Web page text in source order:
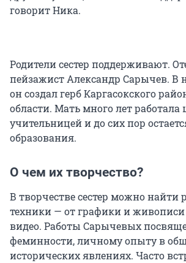
говорит Ника.
Родители сестер поддерживают.
пейзажист Александр Сарычев. В
он создал герб Каргасокского
области. Мать много лет
учительницей и до сих пор
образования.
О чем их творчество?
В творчестве сестер можно найти
техники — от графики и живописи
видео. Работы Сарычевых
феминности, личному опыту в
исторических явлениях. Часто